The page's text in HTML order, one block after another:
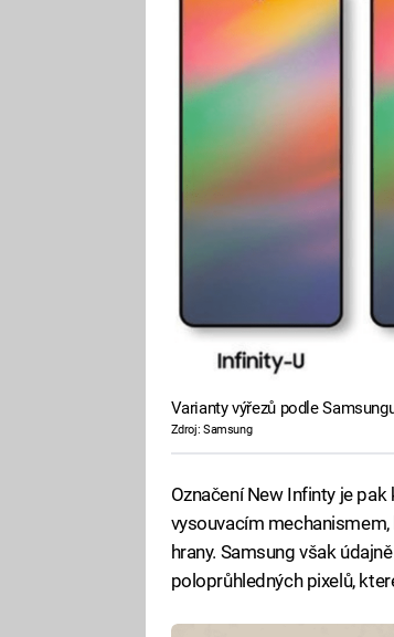
Varianty výřezů podle
Zdroj: Samsung
Označení New Infinty je
vysouvacím
hrany. Samsung však
poloprůhledných pixelů,